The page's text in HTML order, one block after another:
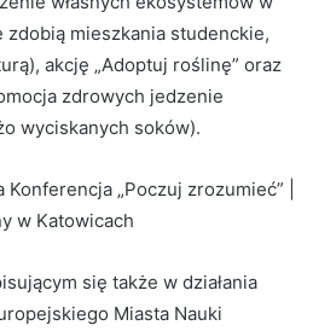
zdobią mieszkania studenckie,
akcję „Adoptuj roślinę” oraz
zdrowych jedzenie
wyciskanych soków).
Konferencja „Poczuj zrozumieć” |
w Katowicach
się także w działania
Miasta Nauki